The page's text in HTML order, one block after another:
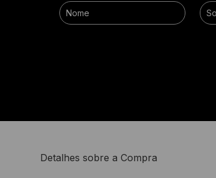
Detalhes sobre a Compra